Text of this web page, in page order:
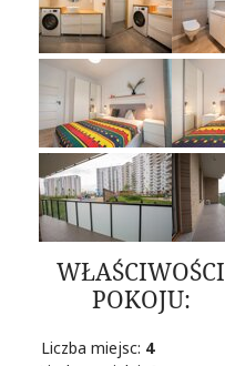
WŁAŚCIWOŚCI
POKOJU:
Liczba miejsc: 4